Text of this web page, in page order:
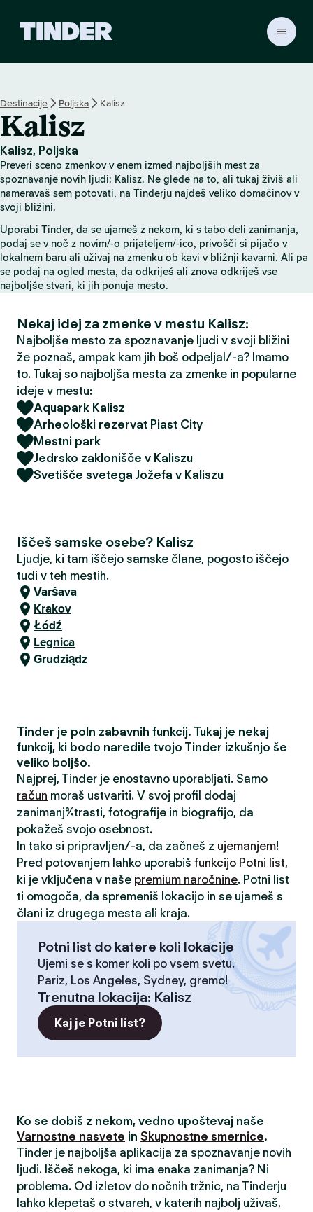
r
m
o
v
Destinacije Poljska Kalisz
Kalisz
Kalisz, Poljska
Preveri sceno zmenkov v enem izmed najboljših mest za
spoznavanje novih ljudi: Kalisz. Ne glede na to, ali tukaj živiš ali
nameravaš sem potovati, na Tinderju najdeš veliko domačinov v
svoji bližini.
Uporabi Tinder, da se ujameš z nekom, ki s tabo deli zanimanja,
podaj se v noč z novim/-o prijateljem/-ico, privošči si pijačo v
lokalnem baru ali uživaj na zmenku ob kavi v bližnji kavarni. Ali pa
se podaj na ogled mesta, da odkriješ ali znova odkriješ vse
najboljše stvari, ki jih ponuja mesto.
Nekaj idej za zmenke v mestu Kalisz:
Najboljše mesto za spoznavanje ljudi v svoji bližini
že poznaš, ampak kam jih boš odpeljal/-a? Imamo
to. Tukaj so najboljša mesta za zmenke in popularne
ideje v mestu:
Aquapark Kalisz
Arheološki rezervat Piast City
Mestni park
Jedrsko zaklonišče v Kaliszu
Svetišče svetega Jožefa v Kaliszu
Iščeš samske osebe? Kalisz
Ljudje, ki tam iščejo samske člane, pogosto iščejo
tudi v teh mestih.
Varšava
Krakov
Łódź
Legnica
Grudziądz
Tinder je poln zabavnih funkcij. Tukaj je nekaj
funkcij, ki bodo naredile tvojo Tinder izkušnjo še
veliko boljšo.
Najprej, Tinder je enostavno uporabljati. Samo
račun moraš ustvariti. V svoj profil dodaj
zanimanja/strasti, fotografije in biografijo, da
pokažeš svojo osebnost.
In tako si pripravljen/-a, da začneš z ujemanjem!
Pred potovanjem lahko uporabiš funkcijo Potni list,
ki je vključena v naše premium naročnine. Potni list
ti omogoča, da spremeniš lokacijo in se ujameš s
člani iz drugega mesta ali kraja.
Potni list do katere koli lokacije
Ujemi se s komer koli po vsem svetu.
Pariz, Los Angeles, Sydney, gremo!
Trenutna lokacija: Kalisz
Kaj je Potni list?
Ko se dobiš z nekom, vedno upoštevaj naše
Varnostne nasvete in Skupnostne smernice.
Tinder je najboljša aplikacija za spoznavanje novih
ljudi. Iščeš nekoga, ki ima enaka zanimanja? Ni
problema. Od izletov do nočnih tržnic, na Tinderju
lahko klepetaš o stvareh, v katerih najbolj uživaš.